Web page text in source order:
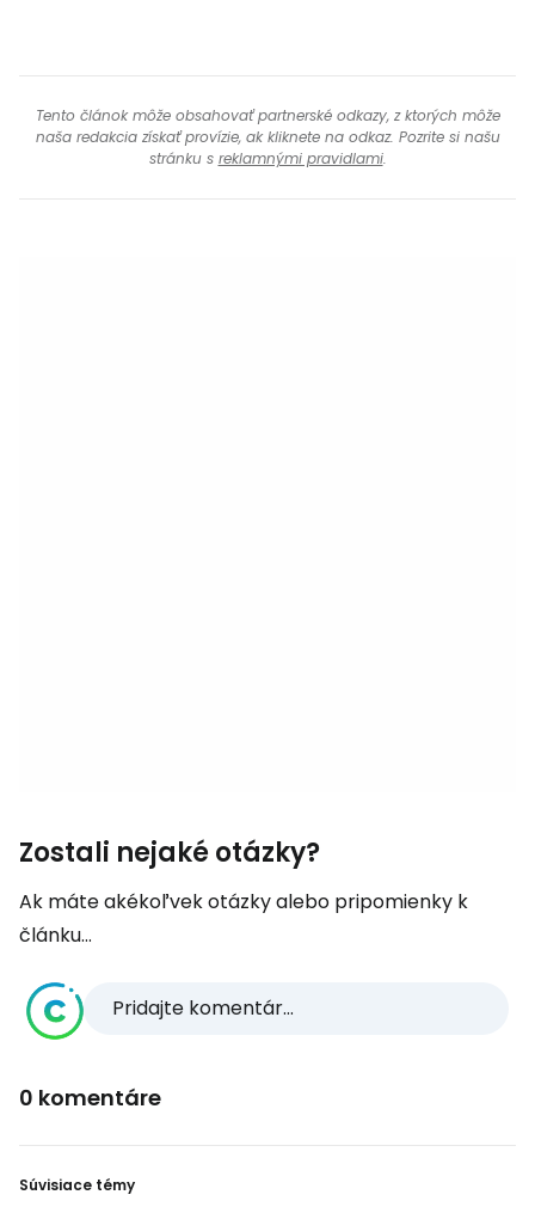
Tento článok môže obsahovať partnerské odkazy, z ktorých môže
naša redakcia získať provízie, ak kliknete na odkaz. Pozrite si našu
stránku s reklamnými pravidlami.
Zostali nejaké otázky?
Ak máte akékoľvek otázky alebo pripomienky k
článku...
Pridajte komentár...
0 komentáre
Súvisiace témy